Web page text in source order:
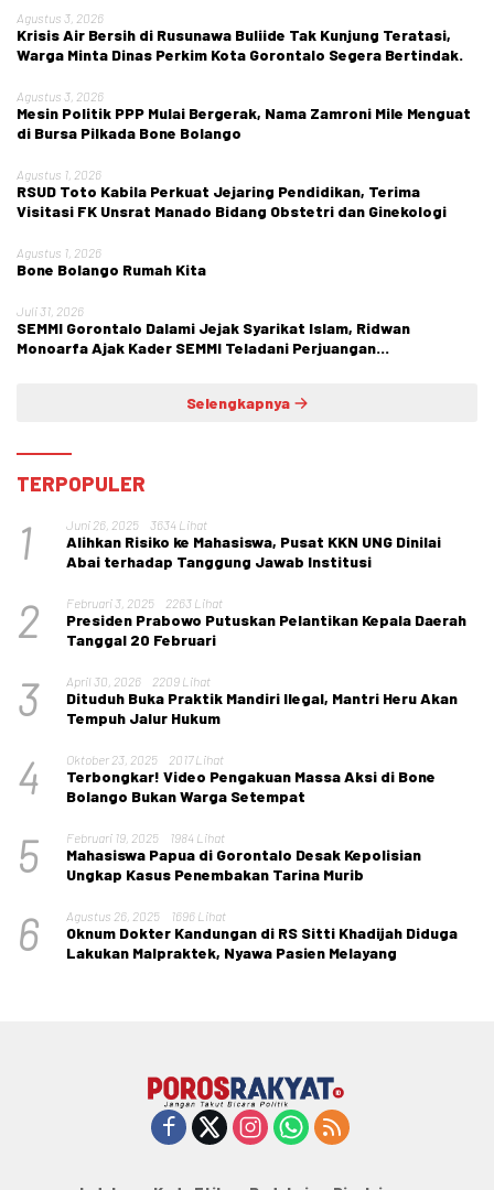
Agustus 3, 2026
Krisis Air Bersih di Rusunawa Buliide Tak Kunjung Teratasi,
Warga Minta Dinas Perkim Kota Gorontalo Segera Bertindak.
Agustus 3, 2026
Mesin Politik PPP Mulai Bergerak, Nama Zamroni Mile Menguat
di Bursa Pilkada Bone Bolango
Agustus 1, 2026
RSUD Toto Kabila Perkuat Jejaring Pendidikan, Terima
Visitasi FK Unsrat Manado Bidang Obstetri dan Ginekologi
Agustus 1, 2026
Bone Bolango Rumah Kita
Juli 31, 2026
SEMMI Gorontalo Dalami Jejak Syarikat Islam, Ridwan
Monoarfa Ajak Kader SEMMI Teladani Perjuangan
Selengkapnya
TERPOPULER
1 Juni 26, 2025 3634 Lihat
Alihkan Risiko ke Mahasiswa, Pusat KKN UNG Dinilai
Abai terhadap Tanggung Jawab Institusi
2 Februari 3, 2025 2263 Lihat
Presiden Prabowo Putuskan Pelantikan Kepala Daerah
Tanggal 20 Februari
3 April 30, 2026 2209 Lihat
Dituduh Buka Praktik Mandiri Ilegal, Mantri Heru Akan
Tempuh Jalur Hukum
4 Oktober 23, 2025 2017 Lihat
Terbongkar! Video Pengakuan Massa Aksi di Bone
Bolango Bukan Warga Setempat
5 Februari 19, 2025 1984 Lihat
Mahasiswa Papua di Gorontalo Desak Kepolisian
Ungkap Kasus Penembakan Tarina Murib
6 Agustus 26, 2025 1696 Lihat
Oknum Dokter Kandungan di RS Sitti Khadijah Diduga
Lakukan Malpraktek, Nyawa Pasien Melayang